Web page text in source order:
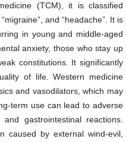
(TCM), it is classified
and “headache”. It is
in young and middle-aged
anxiety, those who stay up
constitutions. It significantly
of life. Western medicine
and vasodilators, which may
term use can lead to adverse
gastrointestinal reactions.
caused by external wind-evil,